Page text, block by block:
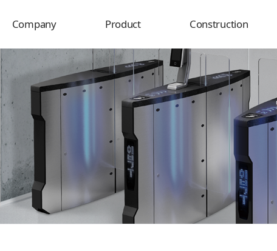
Company
Overview
History
Organization
Business field
Certificate
Location
Product
Product
Construction
Delivery destination
Construction